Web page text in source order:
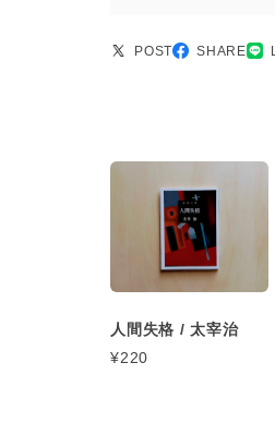
POST SHARE
人間失格 / 太宰治
¥220